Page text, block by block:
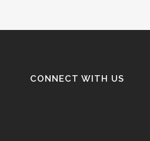
CONNECT WITH US